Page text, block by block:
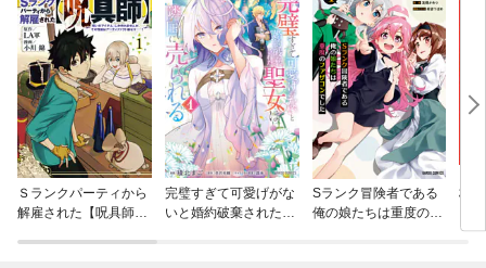
Ｓランクパーティから
解雇された【呪具師】
完璧すぎて可愛げがな
いと婚約破棄された聖
Sランク冒険者である
俺の娘たちは重度のフ
杖